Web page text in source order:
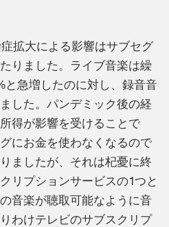
拡大による影響はサブセグ
りました。ライブ音楽は繰
と急増したのに対し、録音音
した。パンデミック後の経
得が影響を受けることで
にお金を使わなくなるので
ましたが、それは杞憂に終
リプションサービスの1つと
音楽が聴取可能なように音
わけテレビのサブスクリプ